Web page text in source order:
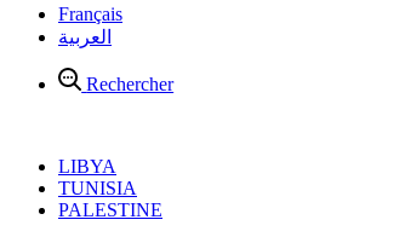
Français
العربية
Rechercher
LIBYA
TUNISIA
PALESTINE